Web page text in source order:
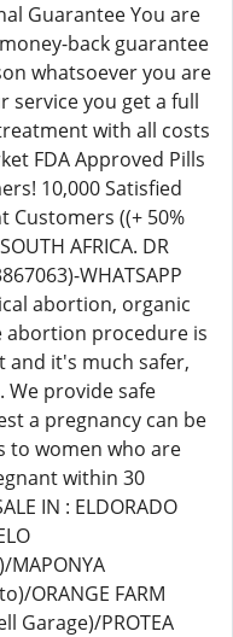
Guarantee You are
back guarantee
whatsoever you are
service you get a full
with all costs
FDA Approved Pills
10,000 Satisfied
Customers ((+ 50%
AFRICA. DR
WHATSAPP
abortion, organic
procedure is
it's much safer,
provide safe
a pregnancy can be
to women who are
within 30
IN : ELDORADO
MAPONYA
ORANGE FARM
Garage)/PROTEA